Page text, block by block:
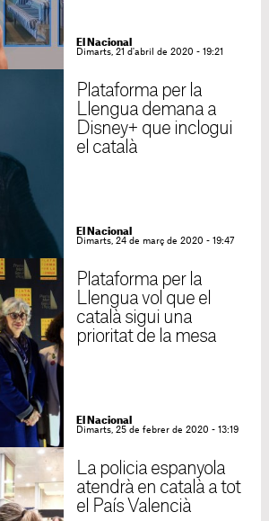
El Nacional
Dimarts, 21 d'abril de 2020 - 19:21
Plataforma per la
Llengua demana a
Disney+ que inclogui
el català
El Nacional
Dimarts, 24 de març de 2020 - 19:47
Plataforma per la
Llengua vol que el
català sigui una
prioritat de la mesa
El Nacional
Dimarts, 25 de febrer de 2020 - 13:19
La policia espanyola
atendrà en català a tot
el País Valencià